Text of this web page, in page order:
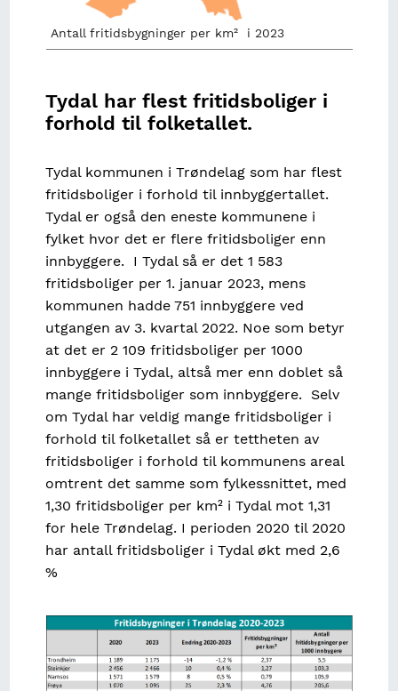
Antall fritidsbygninger per km² i 2023
Tydal har flest fritidsboliger i
forhold til folketallet.
Tydal kommunen i Trøndelag som har flest
fritidsboliger i forhold til innbyggertallet.
Tydal er også den eneste kommunene i
fylket hvor det er flere fritidsboliger enn
innbyggere. I Tydal så er det 1 583
fritidsboliger per 1. januar 2023, mens
kommunen hadde 751 innbyggere ved
utgangen av 3. kvartal 2022. Noe som betyr
at det er 2 109 fritidsboliger per 1000
innbyggere i Tydal, altså mer enn doblet så
mange fritidsboliger som innbyggere. Selv
om Tydal har veldig mange fritidsboliger i
forhold til folketallet så er tettheten av
fritidsboliger i forhold til kommunens areal
omtrent det samme som fylkessnittet, med
1,30 fritidsboliger per km² i Tydal mot 1,31
for hele Trøndelag. I perioden 2020 til 2020
har antall fritidsboliger i Tydal økt med 2,6
%
Image